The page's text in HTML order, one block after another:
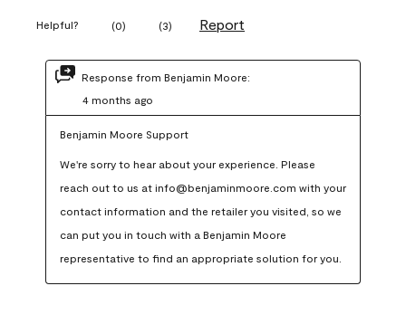
Helpful? (0) (3) Report
Response from Benjamin Moore:
4 months ago
Benjamin Moore Support
We're sorry to hear about your experience. Please
reach out to us at info@benjaminmoore.com with your
contact information and the retailer you visited, so we
can put you in touch with a Benjamin Moore
representative to find an appropriate solution for you.